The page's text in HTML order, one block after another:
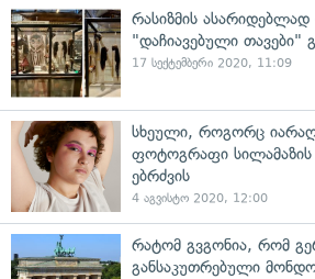
რასიზმის
"დაჩიავებული თავები"
17 სექტემბერი 2020, 11:09
სხეული, როგორც
ფოტოგრაფი სილამაზის
ებრძვის
4 აგვისტო 2020, 12:00
რატომ გვგონია, რომ
განსაკუთრებული